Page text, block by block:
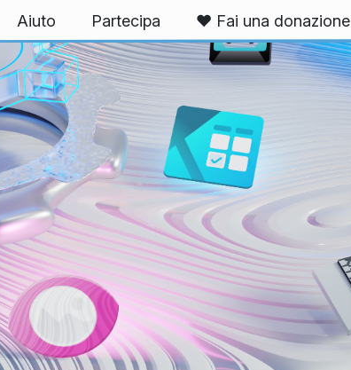
Aiuto Partecipa ❤️ Fai una donazione